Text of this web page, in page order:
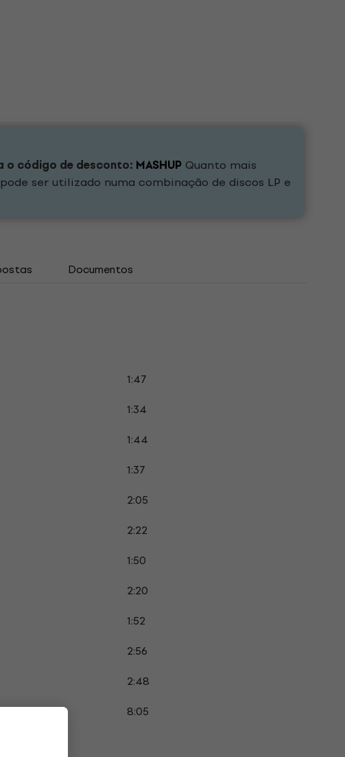
o código de desconto: MASHUP Quanto mais
ser utilizado numa combinação de discos LP e
Documentos
1:47
1:34
1:44
1:37
2:05
2:22
1:50
2:20
1:52
2:56
2:48
8:05